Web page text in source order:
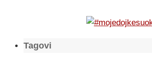
Tagovi